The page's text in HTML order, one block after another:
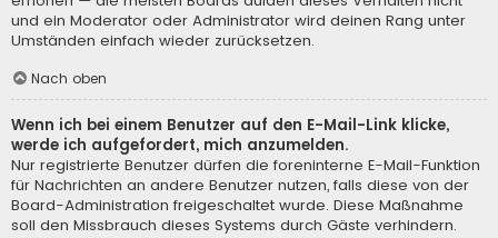
und ein Moderator oder Administrator wird deinen Rang unter
Umständen einfach wieder zurücksetzen.
Nach oben
Wenn ich bei einem Benutzer auf den E-Mail-Link klicke,
werde ich aufgefordert, mich anzumelden.
Nur registrierte Benutzer dürfen die foreninterne E-Mail-Funktion
für Nachrichten an andere Benutzer nutzen, falls diese von der
Board-Administration freigeschaltet wurde. Diese Maßnahme
soll den Missbrauch dieses Systems durch Gäste verhindern.